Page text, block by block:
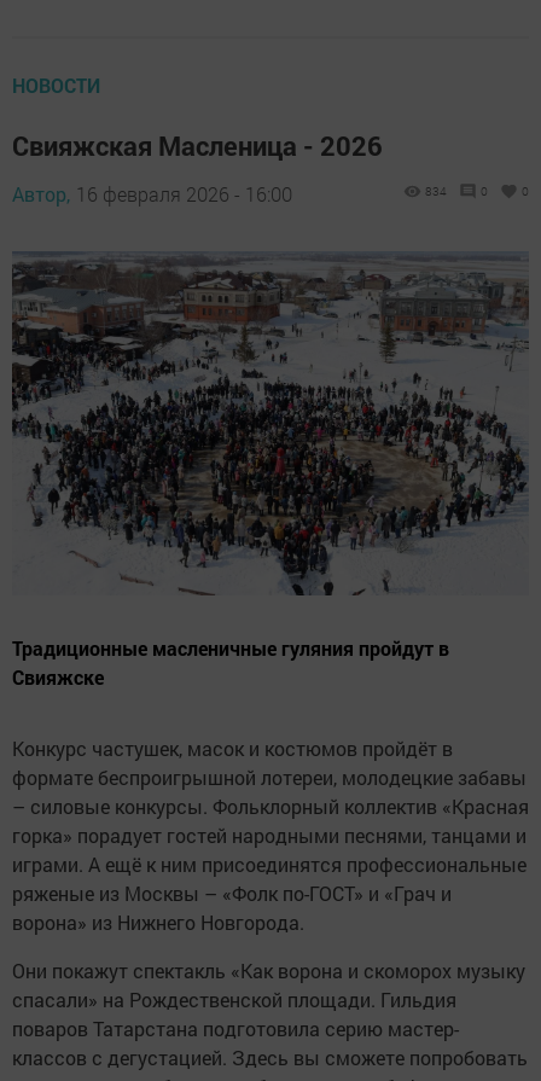
НОВОСТИ
Свияжская Масленица - 2026
Автор, 16 февраля 2026 - 16:00 834 0 0
Традиционные масленичные гуляния пройдут в
Свияжске
Конкурс частушек, масок и костюмов пройдёт в
формате беспроигрышной лотереи, молодецкие забавы
– силовые конкурсы. Фольклорный коллектив «Красная
горка» порадует гостей народными песнями, танцами и
играми. А ещё к ним присоединятся профессиональные
ряженые из Москвы – «Фолк по-ГОСТ» и «Грач и
ворона» из Нижнего Новгорода.
Они покажут спектакль «Как ворона и скоморох музыку
спасали» на Рождественской площади. Гильдия
поваров Татарстана подготовила серию мастер-
классов с дегустацией. Здесь вы сможете попробовать